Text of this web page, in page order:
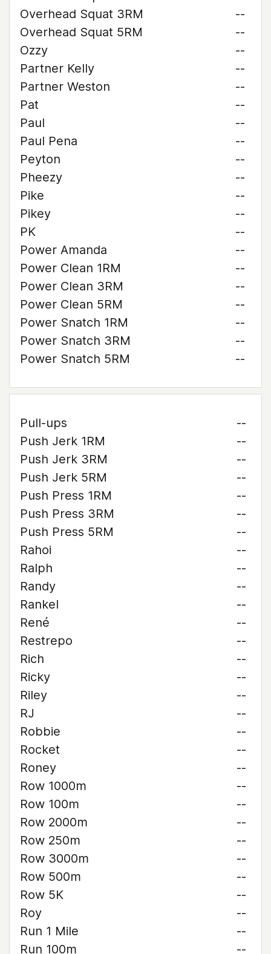
Overhead Squat 3RM
--
Overhead Squat 5RM
--
Ozzy
--
Partner Kelly
--
Partner Weston
--
Pat
--
Paul
--
Paul Pena
--
Peyton
--
Pheezy
--
Pike
--
Pikey
--
PK
--
Power Amanda
--
Power Clean 1RM
--
Power Clean 3RM
--
Power Clean 5RM
--
Power Snatch 1RM
--
Power Snatch 3RM
--
Power Snatch 5RM
--
Pull-ups
--
Push Jerk 1RM
--
Push Jerk 3RM
--
Push Jerk 5RM
--
Push Press 1RM
--
Push Press 3RM
--
Push Press 5RM
--
Rahoi
--
Ralph
--
Randy
--
Rankel
--
René
--
Restrepo
--
Rich
--
Ricky
--
Riley
--
RJ
--
Robbie
--
Rocket
--
Roney
--
Row 1000m
--
Row 100m
--
Row 2000m
--
Row 250m
--
Row 3000m
--
Row 500m
--
Row 5K
--
Roy
--
Run 1 Mile
--
Run 100m
--